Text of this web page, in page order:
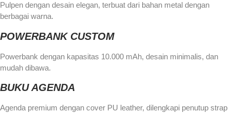
Pulpen dengan desain elegan, terbuat dari bahan metal dengan
berbagai warna.
POWERBANK CUSTOM
Powerbank dengan kapasitas 10.000 mAh, desain minimalis, dan
mudah dibawa.
BUKU AGENDA
Agenda premium dengan cover PU leather, dilengkapi penutup strap